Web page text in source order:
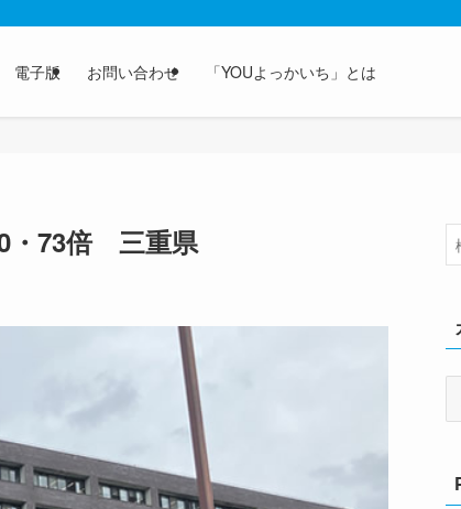
電子版 お問い合わせ 「YOUよっかいち」とは
・73倍 三重県
ー